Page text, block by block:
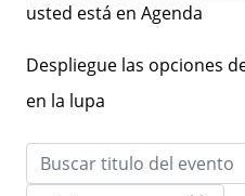
usted está en Agenda
Despliegue las opciones
en la lupa